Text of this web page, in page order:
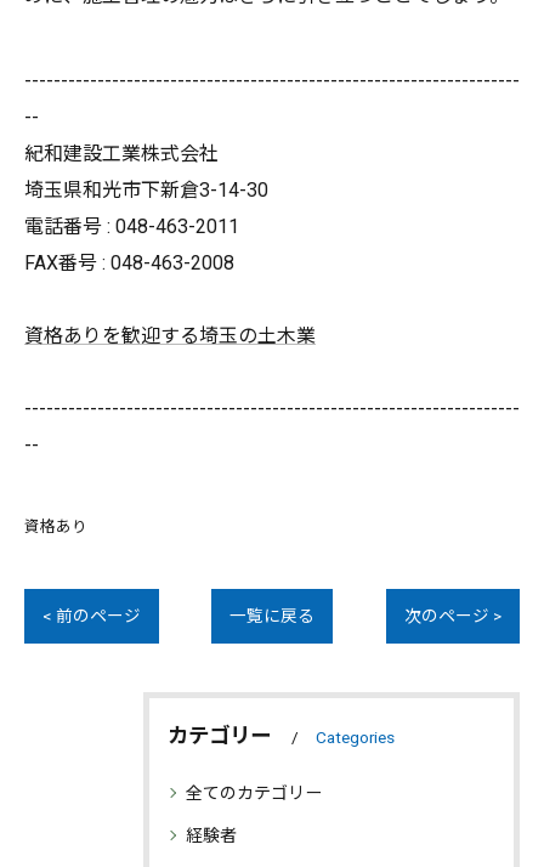
--------------------------------------------------------------------
--
紀和建設工業株式会社
埼玉県和光市下新倉3-14-30
電話番号 : 048-463-2011
FAX番号 : 048-463-2008
資格ありを歓迎する埼玉の土木業
--------------------------------------------------------------------
--
資格あり
< 前のページ 一覧に戻る 次のページ >
カテゴリー Categories
全てのカテゴリー
経験者